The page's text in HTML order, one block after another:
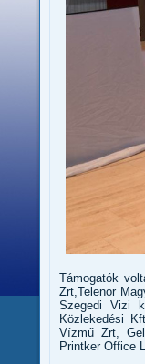
Támogatók
Zrt,Telenor
Szegedi Vizi
Közlekedési
Vízmű Zrt,
Printker Office